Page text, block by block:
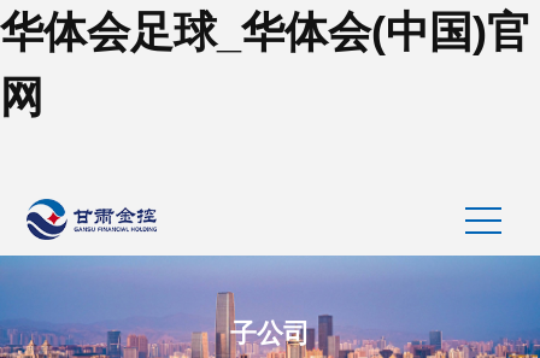
华体会足球_华体会(中国)官
网
子公司